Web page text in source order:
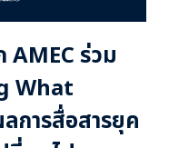
AMEC ร่วม
What
การสื่อสารยุค